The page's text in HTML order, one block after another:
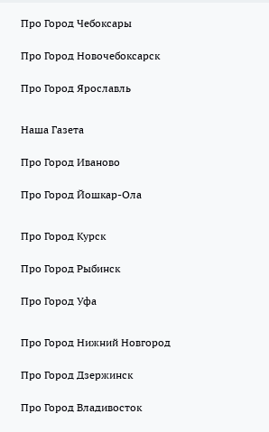
Про Город Чебоксары
Про Город Новочебоксарск
Про Город Ярославль
Наша Газета
Про Город Иваново
Про Город Йошкар-Ола
Про Город Курск
Про Город Рыбинск
Про Город Уфа
Про Город Нижний Новгород
Про Город Дзержинск
Про Город Владивосток